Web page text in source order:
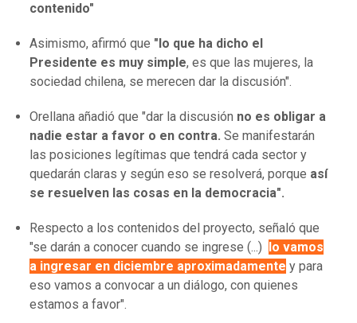
contenido"
Asimismo, afirmó que "lo que ha dicho el
Presidente es muy simple, es que las mujeres, la
sociedad chilena, se merecen dar la discusión".
Orellana añadió que "dar la discusión no es obligar a
nadie estar a favor o en contra. Se manifestarán
las posiciones legítimas que tendrá cada sector y
quedarán claras y según eso se resolverá, porque así
se resuelven las cosas en la democracia".
Respecto a los contenidos del proyecto, señaló que
"se darán a conocer cuando se ingrese (...)
lo vamos
a ingresar en diciembre aproximadamente y para
eso vamos a convocar a un diálogo, con quienes
estamos a favor".